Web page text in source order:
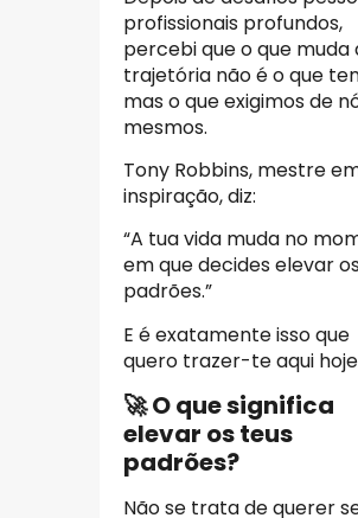
profissionais profundos,
percebi que o que muda
trajetória não é o que
mas o que exigimos de
mesmos.
Tony Robbins, mestre
inspiração, diz:
“A tua vida muda no
em que decides elevar
padrões.”
E é exatamente isso que
quero trazer-te aqui
🚀 O que significa
elevar os teus
padrões?
Não se trata de querer